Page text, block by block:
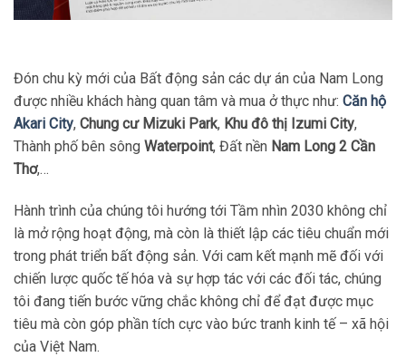
Đón chu kỳ mới của Bất động sản các dự án của Nam Long
được nhiều khách hàng quan tâm và mua ở thực như: Căn hộ
Akari City, Chung cư Mizuki Park, Khu đô thị Izumi City,
Thành phố bên sông Waterpoint, Đất nền Nam Long 2 Cần
Thơ,…
Hành trình của chúng tôi hướng tới Tầm nhìn 2030 không chỉ
là mở rộng hoạt động, mà còn là thiết lập các tiêu chuẩn mới
trong phát triển bất động sản. Với cam kết mạnh mẽ đối với
chiến lược quốc tế hóa và sự hợp tác với các đối tác, chúng
tôi đang tiến bước vững chắc không chỉ để đạt được mục
tiêu mà còn góp phần tích cực vào bức tranh kinh tế – xã hội
của Việt Nam.